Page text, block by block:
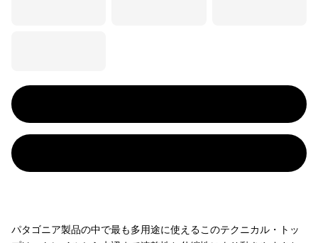
パタゴニア製品の中で最も多用途に使えるこのテクニカル・トッ